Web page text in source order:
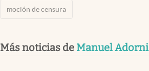
moción de censura
Más noticias de Manuel Adorni